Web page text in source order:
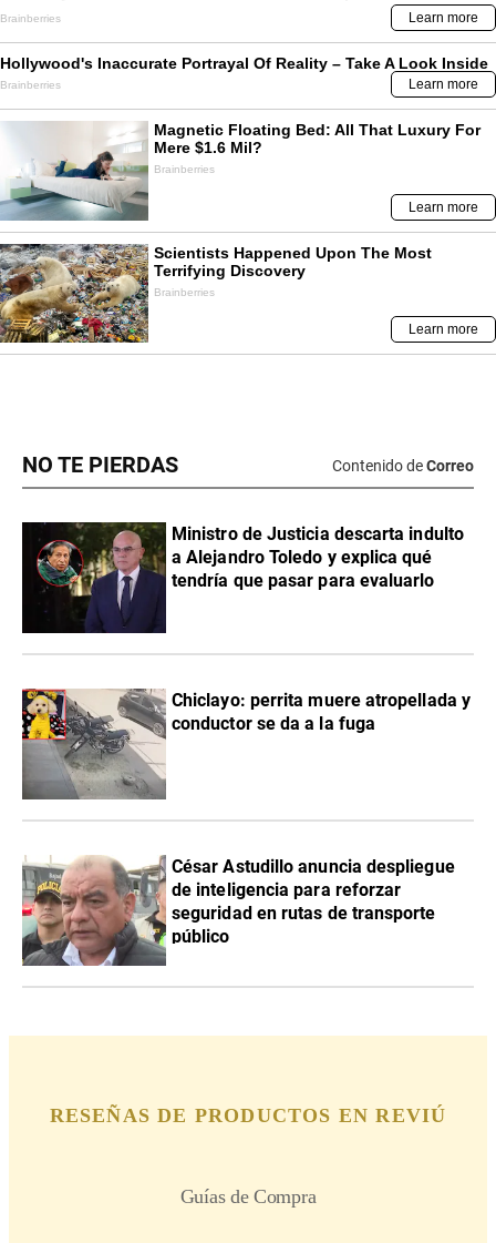
NO TE PIERDAS Contenido deCorreo
Ministro de Justicia descarta indulto
a Alejandro Toledo y explica qué
tendría que pasar para evaluarlo
Chiclayo: perrita muere atropellada y
conductor se da a la fuga
César Astudillo anuncia despliegue
de inteligencia para reforzar
seguridad en rutas de transporte
público